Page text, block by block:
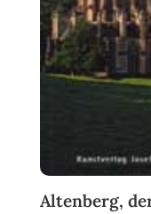
Altenberg,